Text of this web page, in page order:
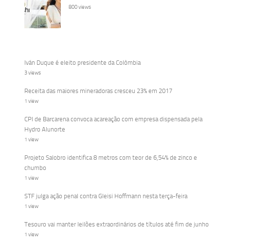
800 views
Iván Duque é eleito presidente da Colômbia
3 views
Receita das maiores mineradoras cresceu 23% em 2017
1 view
CPI de Barcarena convoca acareação com empresa dispensada pela
Hydro Alunorte
1 view
Projeto Salobro identifica 8 metros com teor de 6,54% de zinco e
chumbo
1 view
STF julga ação penal contra Gleisi Hoffmann nesta terça-feira
1 view
Tesouro vai manter leilões extraordinários de títulos até fim de junho
1 view